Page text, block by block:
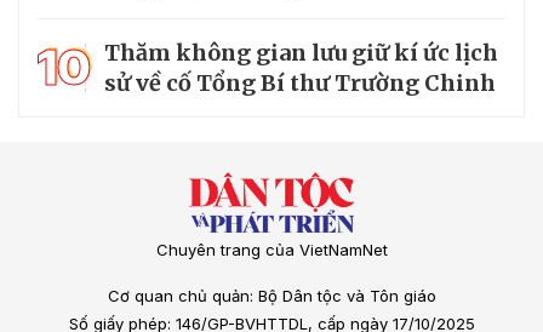
10 Thăm không gian lưu giữ kí ức lịch
sử về cố Tổng Bí thư Trường Chinh
Chuyên trang của VietNamNet
Cơ quan chủ quản: Bộ Dân tộc và Tôn giáo
Số giấy phép: 146/GP-BVHTTDL, cấp ngày 17/10/2025